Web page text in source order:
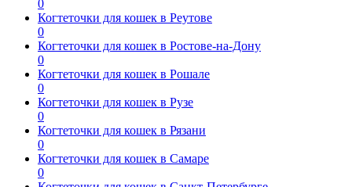
0
Когтеточки для кошек в Реутове
0
Когтеточки для кошек в Ростове-на-Дону
0
Когтеточки для кошек в Рошале
0
Когтеточки для кошек в Рузе
0
Когтеточки для кошек в Рязани
0
Когтеточки для кошек в Самаре
0